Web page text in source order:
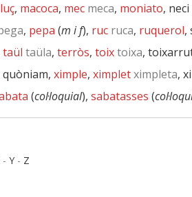
, macoca, mec meca, moniato, neci
, pepa (m i f), ruc ruca, ruquerol,
taül taüla, terròs, toixtoixa,
ximple, ximpletximpleta,
(col·loquial), sabatasses (
- Y - Z